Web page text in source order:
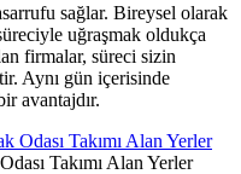
sağlar. Bireysel olarak
uğraşmak oldukça
firmalar, süreci sizin
Aynı gün içerisinde
avantajdır.
Takımı Alan Yerler